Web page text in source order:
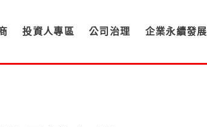
投資人專區 公司治理 企業永續發展